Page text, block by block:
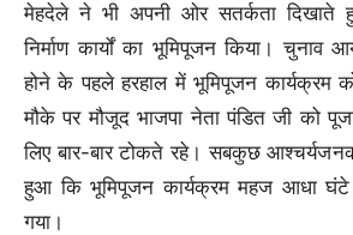
मेहदेले ने भी अपनी ओर सतर्कता दिखाते
निर्माण कार्यों का भूमिपूजन किया। चुनाव
होने के पहले हरहाल में भूमिपूजन कार्यक्रम
मौके पर मौजूद भाजपा नेता पंडित जी को
लिए बार-बार टोकते रहे। सबकुछ
हुआ कि भूमिपूजन कार्यक्रम महज आधा
गया।